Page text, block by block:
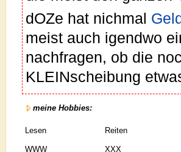
dOZe hat nichmal
meist auch igendwo
nachfragen, ob die
KLEINscheibung
meine Hobbies:
Lesen Reiten
WWW XXX